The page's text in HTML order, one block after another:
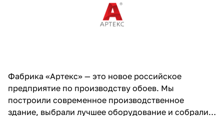
Фабрика «Артекс» — это новое российское
предприятие по производству обоев. Мы
построили современное производственное
здание, выбрали лучшее оборудование и собрали